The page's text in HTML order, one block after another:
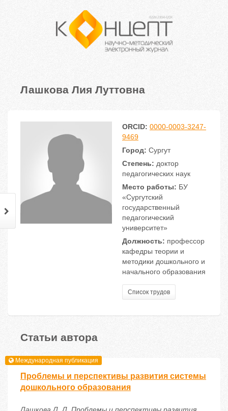
Лашкова Лия Луттовна
ORCID: 0000-0003-3247-
9469
Город: Сургут
Степень: доктор
педагогических наук
Место работы: БУ
«Сургутский
государственный
педагогический
университет»
Должность: профессор
кафедры теории и
методики дошкольного и
начального образования
Список трудов
Статьи автора
Международная публикация
Проблемы и перспективы развития системы
дошкольного образования